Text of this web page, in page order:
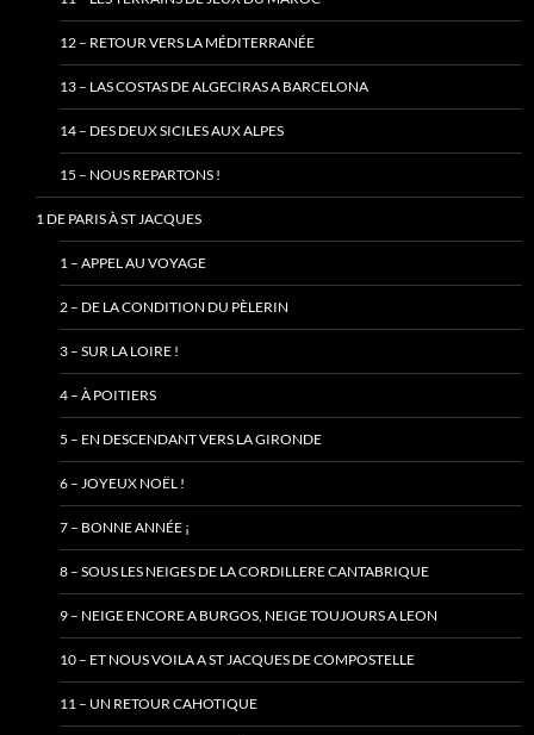
12 – RETOUR VERS LA MÉDITERRANÉE
13 – LAS COSTAS DE ALGECIRAS A BARCELONA
14 – DES DEUX SICILES AUX ALPES
15 – NOUS REPARTONS !
1 DE PARIS À ST JACQUES
1 – APPEL AU VOYAGE
2 – DE LA CONDITION DU PÈLERIN
3 – SUR LA LOIRE !
4 – À POITIERS
5 – EN DESCENDANT VERS LA GIRONDE
6 – JOYEUX NOËL !
7 – BONNE ANNÉE ¡
8 – SOUS LES NEIGES DE LA CORDILLERE CANTABRIQUE
9 – NEIGE ENCORE A BURGOS, NEIGE TOUJOURS A LEON
10 – ET NOUS VOILA A ST JACQUES DE COMPOSTELLE
11 – UN RETOUR CAHOTIQUE